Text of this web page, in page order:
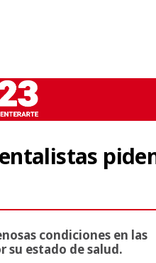
condiciones en las
su estado de salud.